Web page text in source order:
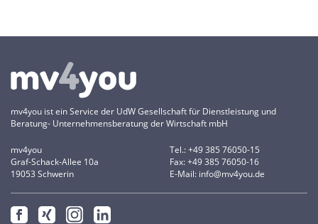
mv4you ist ein Service der UdW Gesellschaft für Dienstleistung und
Beratung- Unternehmensberatung der Wirtschaft mbH
mv4you
Graf-Schack-Allee 10a
19053 Schwerin
Tel.: +49 385 76050-15
Fax: +49 385 76050-16
E-Mail: info@mv4you.de